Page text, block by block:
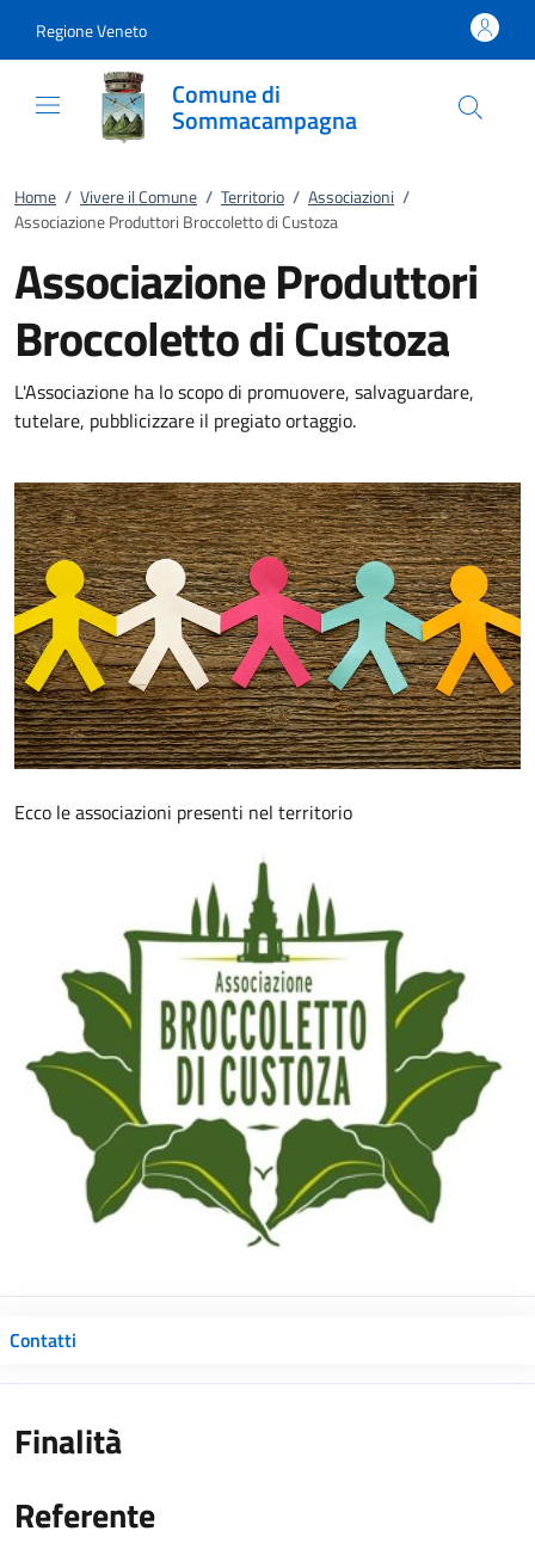
Regione Veneto
Comune di
Sommacampagna
Home / Vivere il Comune / Territorio / Associazioni /
Associazione Produttori Broccoletto di Custoza
Associazione Produttori
Broccoletto di Custoza
L'Associazione ha lo scopo di promuovere, salvaguardare,
tutelare, pubblicizzare il pregiato ortaggio.
Ecco le associazioni presenti nel territorio
Contatti
Finalità
Referente